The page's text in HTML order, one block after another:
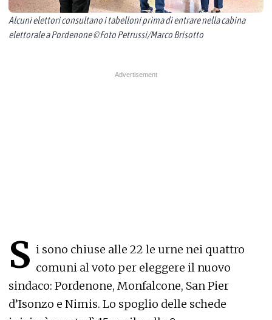
Alcuni elettori consultano i tabelloni prima di entrare nella cabina
elettorale a Pordenone © Foto Petrussi/Marco Brisotto
S i sono chiuse alle 22 le urne nei quattro
comuni al voto per eleggere il nuovo
sindaco: Pordenone, Monfalcone, San Pier
d’Isonzo e Nimis. Lo spoglio delle schede